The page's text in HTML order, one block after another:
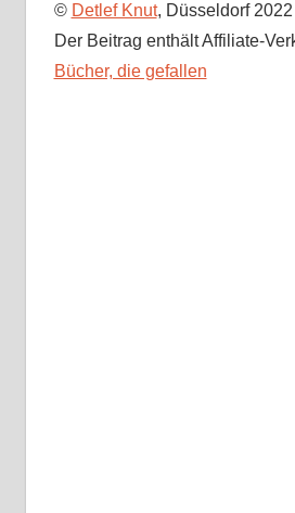
© Detlef Knut, Düsseldorf 2022
Der Beitrag enthält Affiliate-
Bücher, die gefallen